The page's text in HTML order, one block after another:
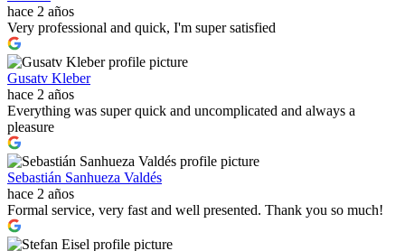
hace 2 años
Very professional and quick, I'm super satisfied
Gusatv Kleber
hace 2 años
Everything was super quick and uncomplicated and always a
pleasure
Sebastián Sanhueza Valdés
hace 2 años
Formal service, very fast and well presented. Thank you so much!